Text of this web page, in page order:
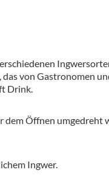
das von Gastronomen
Drink.
Öffnen umgedreht
Ingwer.